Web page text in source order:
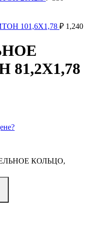
101,6X1,78 ₽ 1,240
КОЛЬЦО,